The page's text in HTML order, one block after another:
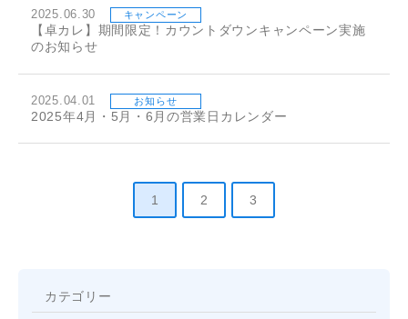
2025.06.30 キャンペーン
【卓カレ】期間限定！カウントダウンキャンペーン実施
のお知らせ
2025.04.01 お知らせ
2025年4月・5月・6月の営業日カレンダー
1 2 3
カテゴリー